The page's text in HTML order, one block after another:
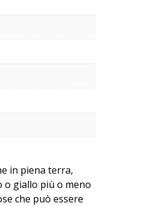
in piena terra,
o giallo più o meno
che può essere